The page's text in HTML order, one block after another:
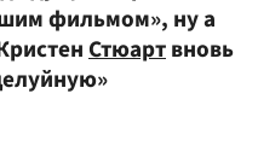
фильмом», ну а
Стюартвновь